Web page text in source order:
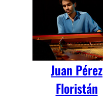
Juan Pérez
Floristán